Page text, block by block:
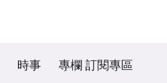
時事 專欄 訂閱專區